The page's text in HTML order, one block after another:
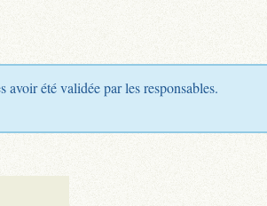
été validée par les responsables.